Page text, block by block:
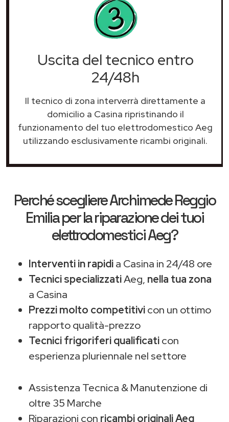
Uscita del tecnico entro
24/48h
Il tecnico di zona interverrà direttamente a
domicilio a Casina ripristinando il
funzionamento del tuo elettrodomestico Aeg
utilizzando esclusivamente ricambi originali.
Perché scegliereArchimede Reggio
Emiliaper la riparazione dei tuoi
elettrodomestici Aeg?
Interventi in rapidia Casina in 24/48 ore
Tecnici specializzatiAeg, nella tua zona
a Casina
Prezzi molto competitivicon un ottimo
rapporto qualità-prezzo
Tecnici frigoriferi qualificaticon
esperienza pluriennale nel settore
Assistenza Tecnica & Manutenzione di
oltre 35 Marche
Riparazioni con ricambi originali Aeg